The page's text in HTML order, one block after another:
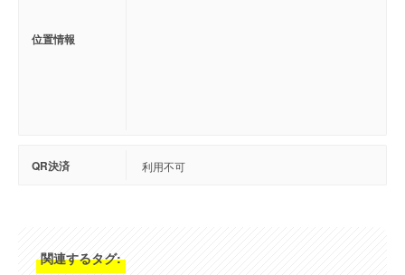
位置情報
QR決済 利用不可
関連するタグ: